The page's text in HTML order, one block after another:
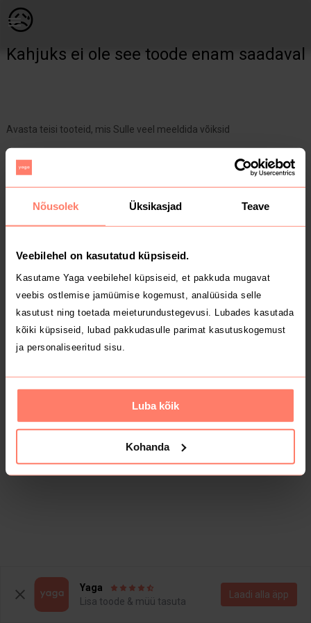
Nõusolek Üksikasjad Teave
Veebilehel on kasutatud küpsiseid.
Kasutame Yaga veebilehel küpsiseid, et pakkuda mugavat
veebis ostlemise jamüümise kogemust, analüüsida selle
kasutust ning toetada meieturundustegevusi. Lubades kasutada
kõiki küpsiseid, lubad pakkudasulle parimat kasutuskogemust
ja personaliseeritud sisu.
Luba kõik
Kohanda
😥
Kahjuks ei ole see toode enam saadaval
Avasta teisi tooteid, mis Sulle veel meeldida võiksid
Yaga
Lisa toode & müü tasuta
Laadi alla äpp